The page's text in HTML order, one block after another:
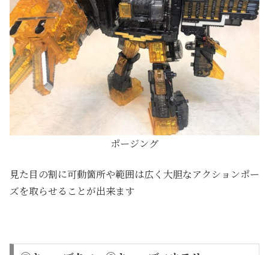
ポージング
見た目の割に可動箇所や範囲は広く大胆なアクションポー
ズを取らせることが出来ます